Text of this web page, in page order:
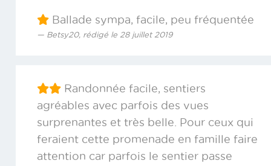
Ballade sympa, facile, peu fréquentée
Betsy20, rédigé le 28 juillet 2019
Randonnée facile, sentiers
agréables avec parfois des vues
surprenantes et très belle. Pour ceux qui
feraient cette promenade en famille faire
attention car parfois le sentier passe